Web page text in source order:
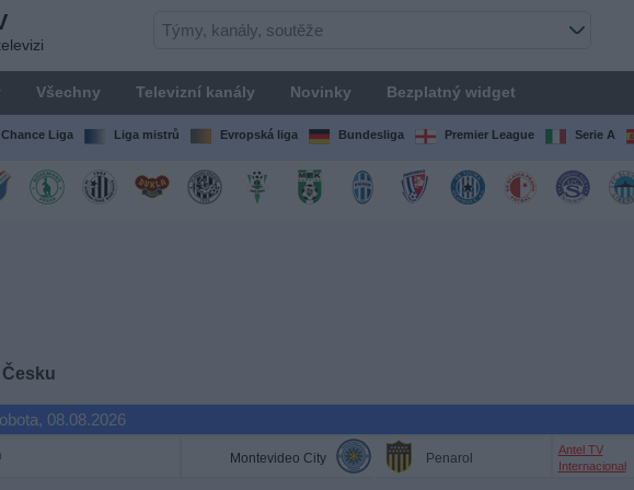
Všechny Televizní kanály Novinky Bezplatný widget
Chance Liga Liga mistrů Evropská liga Bundesliga Premier League Serie A
08.08.2026
Montevideo City Penarol
Antel TV
Internacional